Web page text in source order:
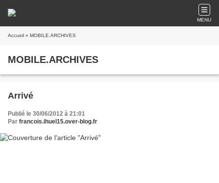
MENU
Accueil » MOBILE.ARCHIVES
MOBILE.ARCHIVES
Arrivé
Publié le 30/06/2012 à 21:01
Par francois.ihuel15.over-blog.fr